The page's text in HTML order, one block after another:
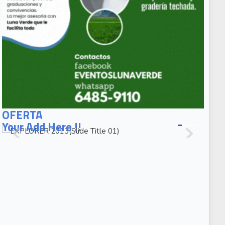
OFERTA
EXPLORER
2013(Slide
EXPLORER
Your Add Here !!